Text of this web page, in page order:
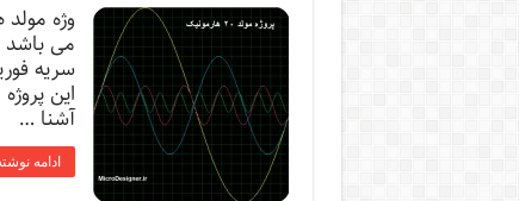
وژه
می باشد
سریه
آشنا …
ادامه